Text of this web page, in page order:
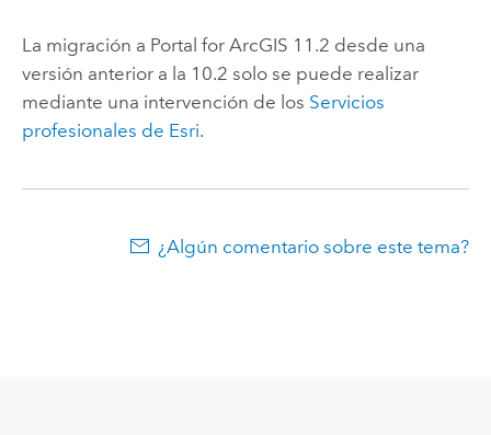
La migración a Portal for ArcGIS 11.2 desde una
versión anterior a la 10.2 solo se puede realizar
mediante una intervención de los Servicios
profesionales de Esri.
¿Algún comentario sobre este tema?